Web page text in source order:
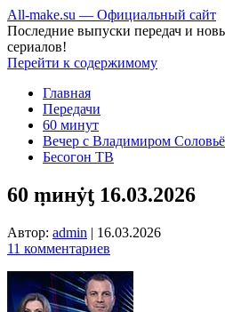
All-make.su — Официальный сайт
Последние выпуски передач и
сериалов!
Перейти к содержимому
Главная
Передачи
60 минут
Вечер с Владимиром
Бесогон ТВ
60 ṃинẏƫ 16.03.2026
Автор: admin | 16.03.2026
11 комментариев